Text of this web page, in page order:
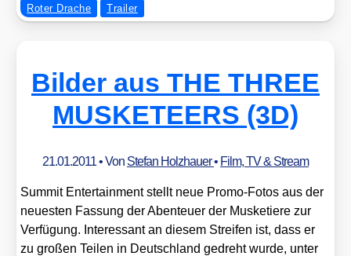
Roter Drache
Trailer
Bilder aus THE THREE
MUSKETEERS (3D)
21.01.2011• Von Stefan Holzhauer• Film, TV & Stream
Sum­mit Enter­tain­ment stellt neue Pro­mo-Fotos aus der
neu­es­ten Fas­sung der Aben­teu­er der Mus­ke­tie­re zur
Ver­fü­gung. Inter­es­sant an die­sem Strei­fen ist, dass er
zu gro­ßen Tei­len in Deutsch­land gedreht wur­de, unter